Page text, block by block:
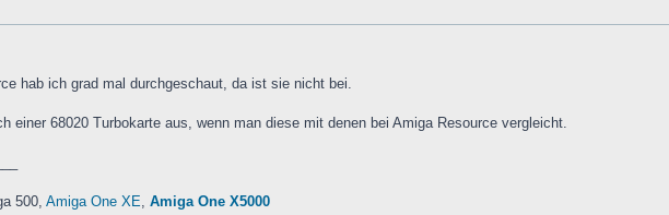
hab ich grad mal durchgeschaut, da ist sie nicht bei.
einer 68020 Turbokarte aus, wenn man diese mit denen bei Amiga Resource vergleicht.
500, Amiga One XE, Amiga One X5000